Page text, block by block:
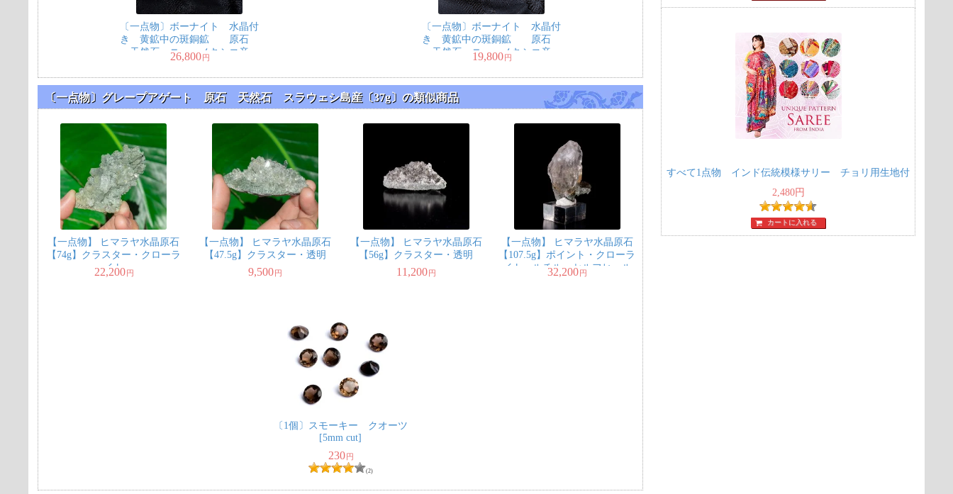
〔一点物〕ボーナイト 水晶付
き 黄鉱中の斑銅鉱 原石
天然石 ニューメキシコ産
〔132g〕
26,800 円
〔一点物〕ボーナイト 水晶付
き 黄鉱中の斑銅鉱 原石
天然石 ニューメキシコ産
〔101g〕
19,800円
〔一点物〕グレープアゲート 原石 天然石 スラウェシ島産〔37g〕の類似商品
【一点物】 ヒマラヤ水晶原石
【74g】クラスター・クローラ
イト
22,200円
【一点物】 ヒマラヤ水晶原石
【47.5g】クラスター・透明
9,500円
【一点物】 ヒマラヤ水晶原石
【56g】クラスター・透明
11,200円
【一点物】 ヒマラヤ水晶原石
【107.5g】ポイント・クローラ
イト・ルチル・セルフヒール
ド・バーコード
32,200円
〔1個〕スモーキー クオーツ
[5mm cut]
230 円
(2)
すべて1点物 インド伝統模様サリー チョリ用生地付
2,480円
カートに入れる